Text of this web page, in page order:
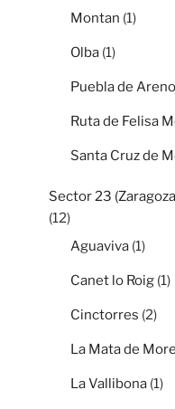
Montan (1)
Olba (1)
Puebla de
Ruta de Felisa
Santa Cruz de
Sector 23
(12)
Aguaviva (1)
Canet lo Roig (1)
Cinctorres (2)
La Mata de
La Vallibona (1)